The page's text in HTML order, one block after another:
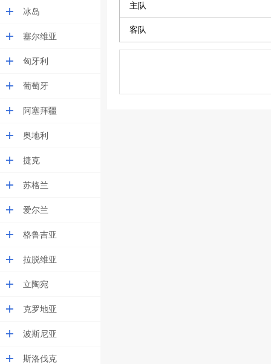
冰岛
塞尔维亚
匈牙利
葡萄牙
阿塞拜疆
奥地利
捷克
苏格兰
爱尔兰
格鲁吉亚
拉脱维亚
立陶宛
克罗地亚
波斯尼亚
斯洛伐克
主队
客队